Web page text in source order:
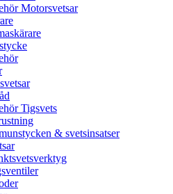
Motorsvetsar
Tigsvets
& svetsinsatser